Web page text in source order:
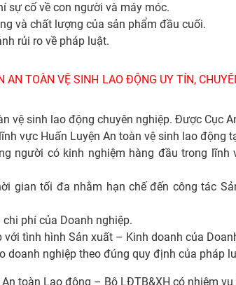
sự cố về con người và máy móc.
và chất lượng của sản phẩm đầu cuối.
rủi ro về pháp luật.
AN TOÀN VỆ SINH LAO ĐỘNG UY TÍN,
vệ sinh lao động chuyên nghiệp. Được Cục
vực Huấn Luyện An toàn vệ sinh lao động
người có kinh nghiệm hàng đầu trong lĩnh
gian tối đa nhằm hạn chế đến công tác
phí của Doanh nghiệp.
tình hình Sản xuất – Kinh doanh của
doanh nghiệp theo đúng quy định của pháp
toàn Lao động – Bộ LĐTB&XH có nhiệm